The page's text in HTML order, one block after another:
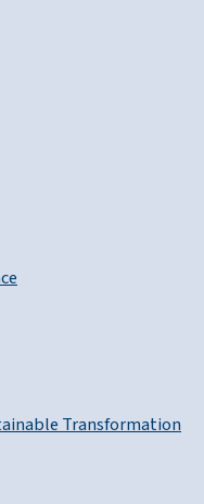
Transformation